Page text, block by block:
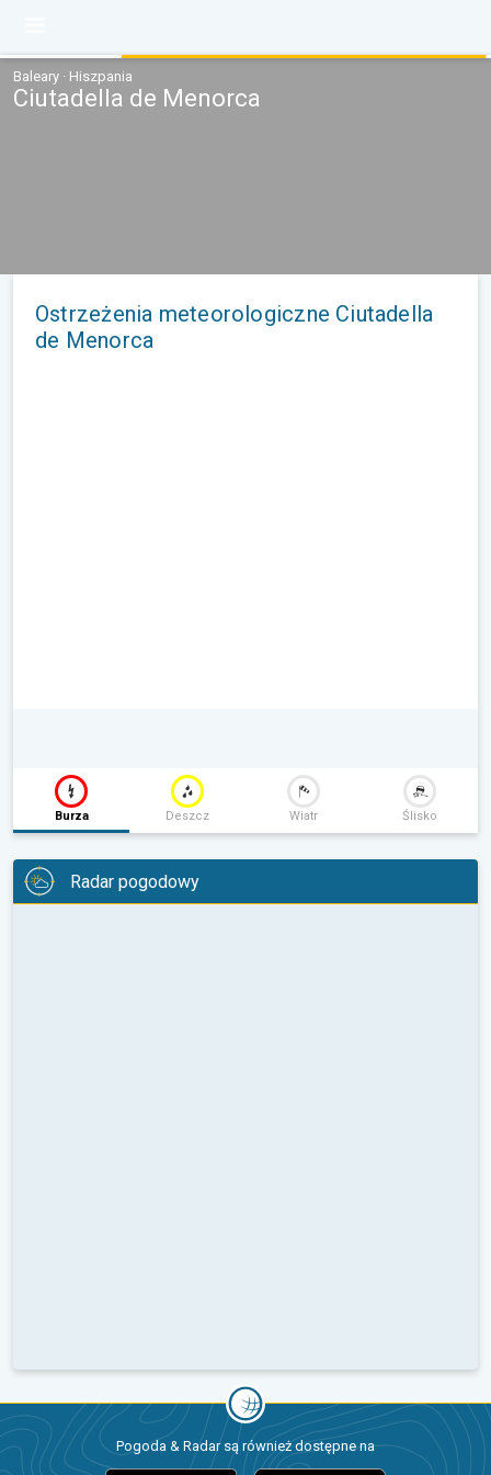
Baleary · Hiszpania
Ciutadella de Menorca
Ostrzeżenia meteorologiczne Ciutadella
de Menorca
Burza Deszcz Wiatr Ślisko
Radar pogodowy
Pogoda & Radar są również dostępne na